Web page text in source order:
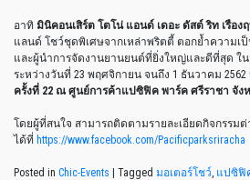
อาทิ มินิคอนเสิร์ต โตโน่ แอนด์ เดอะ ดัสต์ ริท เรือง
แลนด์ โชว์ชุดพิเศษจากเหล่าพริตตี้ ตอกย้ำความเ
และผู้นำการจัดงานยานยนต์ที่ยิ่งใหญ่และดีที่สุด ใ
ระหว่างวันที่ 23 พฤศจิกายน จนถึง 1 ธันวาคม 2562
ครั้งที่ 22 ณ ศูนย์การค้าแปซิฟิค พาร์ค ศรีราชา จัง
โดยผู้ที่สนใจ สามารถติดตามรายละเอียดกิจกรรมต่
ได้ที่ https://www.facebook.com/Pacificparksriracha
Posted in Chic-Events | Tagged มอเตอร์โชว์, แปซิฟิ